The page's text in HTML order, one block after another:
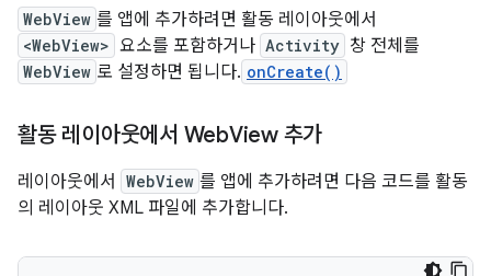
WebView 를 앱에 추가하려면 활동 레이아웃에서
<WebView> 요소를 포함하거나 Activity 창 전체를
WebView 로 설정하면 됩니다. onCreate()
활동 레이아웃에서 WebView 추가
레이아웃에서 WebView 를 앱에 추가하려면 다음 코드를 활동
의 레이아웃 XML 파일에 추가합니다.